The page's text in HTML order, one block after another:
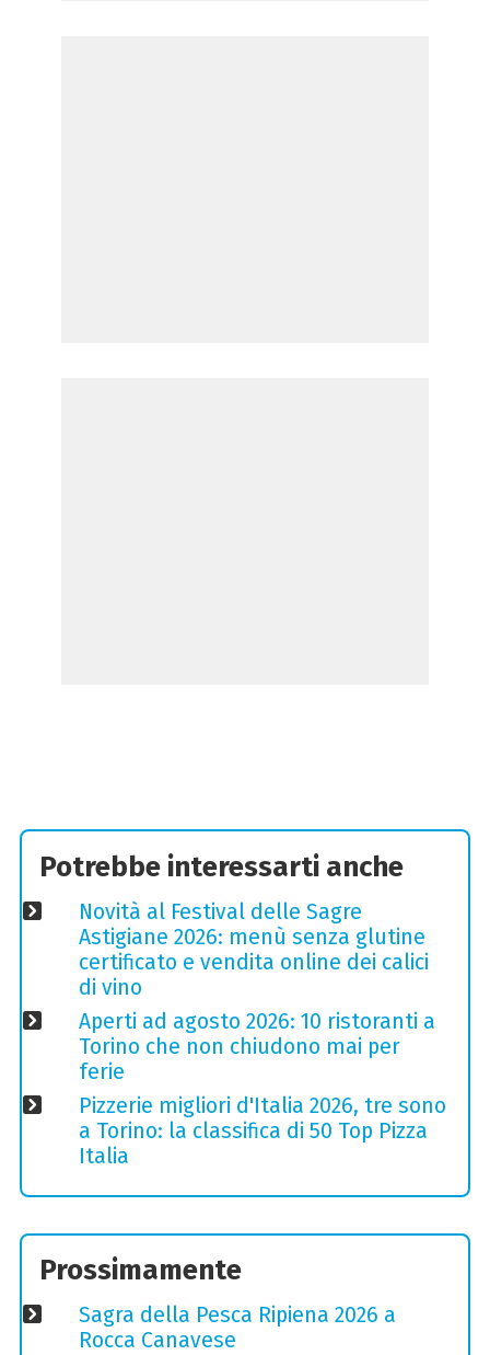
Potrebbe interessarti anche
Novità al Festival delle Sagre
Astigiane 2026: menù senza glutine
certificato e vendita online dei calici
di vino
Aperti ad agosto 2026: 10 ristoranti a
Torino che non chiudono mai per
ferie
Pizzerie migliori d'Italia 2026, tre sono
a Torino: la classifica di 50 Top Pizza
Italia
Prossimamente
Sagra della Pesca Ripiena 2026 a
Rocca Canavese